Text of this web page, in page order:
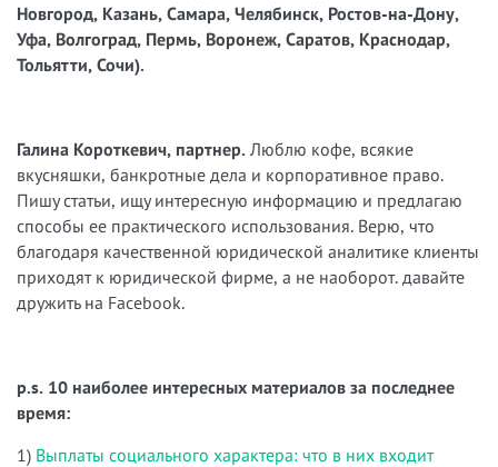
Новгород, Казань, Самара, Челябинск, Ростов-на-Дону,
Уфа, Волгоград, Пермь, Воронеж, Саратов, Краснодар,
Тольятти, Сочи).
Галина Короткевич, партнер. Люблю кофе, всякие
вкусняшки, банкротные дела и корпоративное право.
Пишу статьи, ищу интересную информацию и предлагаю
способы ее практического использования. Верю, что
благодаря качественной юридической аналитике клиенты
приходят к юридической фирме, а не наоборот. давайте
дружить на Facebook.
p.s. 10 наиболее интересных материалов за последнее
время:
1) Выплаты социального характера: что в них входит